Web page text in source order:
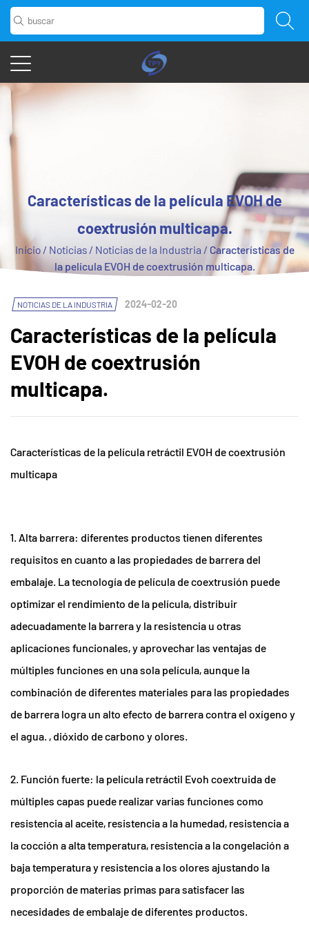
Características de la película EVOH de
coextrusión multicapa.
Inicio/ Noticias/ Noticias de la Industria / Características de
la película EVOH de coextrusión multicapa.
NOTICIAS DE LA INDUSTRIA 2024-02-20
Características de la película
EVOH de coextrusión
multicapa.
Características de la película retráctil EVOH de coextrusión
multicapa
1. Alta barrera: diferentes productos tienen diferentes
requisitos en cuanto a las propiedades de barrera del
embalaje. La tecnología de película de coextrusión puede
optimizar el rendimiento de la película, distribuir
adecuadamente la barrera y la resistencia u otras
aplicaciones funcionales, y aprovechar las ventajas de
múltiples funciones en una sola película, aunque la
combinación de diferentes materiales para las propiedades
de barrera logra un alto efecto de barrera contra el oxígeno y
el agua. , dióxido de carbono y olores.
2. Función fuerte: la película retráctil Evoh coextruida de
múltiples capas puede realizar varias funciones como
resistencia al aceite, resistencia a la humedad, resistencia a
la cocción a alta temperatura, resistencia a la congelación a
baja temperatura y resistencia a los olores ajustando la
proporción de materias primas para satisfacer las
necesidades de embalaje de diferentes productos.